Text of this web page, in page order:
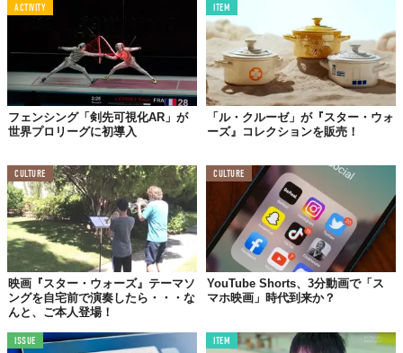
果たして、勝負の行方は…。その迫力とともに、ぜひ動画でチェ
ックしてみてください。
ACTIVITY
フェンシング「剣先可視化AR」が
世界プロリーグに初導入
ITEM
「ル・クルーゼ」が『スター・ウォ
ーズ』コレクションを販売！
CULTURE
映画『スター・ウォーズ』テーマソ
ングを自宅前で演奏したら・・・な
んと、ご本人登場！
CULTURE
YouTube Shorts、3分動画で「ス
マホ映画」時代到来か？
ISSUE ITEM